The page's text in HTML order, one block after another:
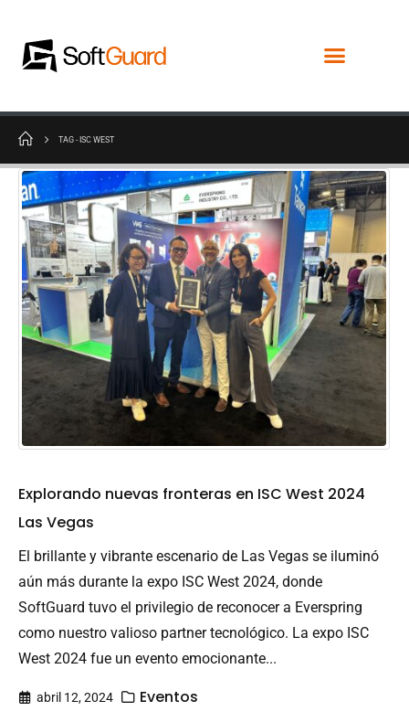
TAG - ISC WEST
Explorando nuevas fronteras en ISC West 2024
Las Vegas
El brillante y vibrante escenario de Las Vegas se iluminó
aún más durante la expo ISC West 2024, donde
SoftGuard tuvo el privilegio de reconocer a Everspring
como nuestro valioso partner tecnológico. La expo ISC
West 2024 fue un evento emocionante...
abril 12, 2024 Eventos